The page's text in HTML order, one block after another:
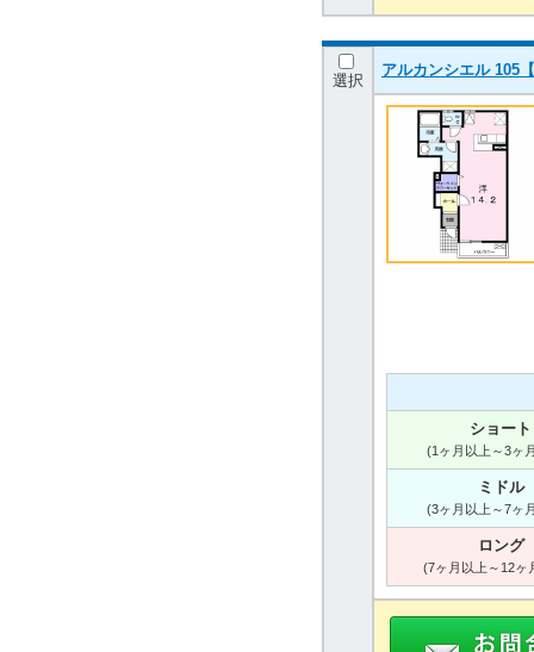
選択
アルカンシエル 105
ショート
(1ヶ月以上～3ヶ
ミドル
(3ヶ月以上～7ヶ
ロング
(7ヶ月以上～12ヶ